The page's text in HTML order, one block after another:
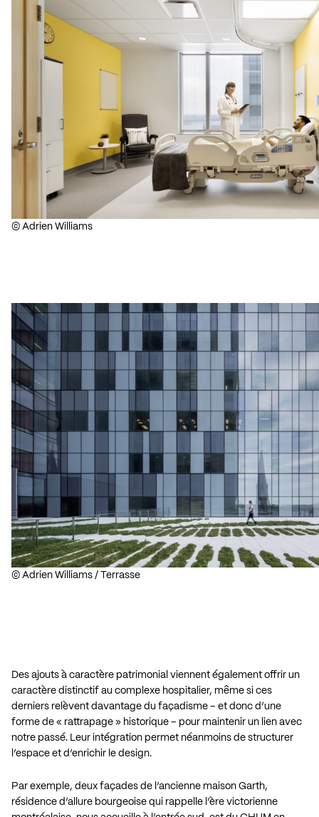
© Adrien Williams
© Adrien Williams / Terrasse
Des ajouts à caractère patrimonial viennent également offrir un
caractère distinctif au complexe hospitalier, même si ces
derniers relèvent davantage du façadisme – et donc d’une
forme de « rattrapage » historique – pour maintenir un lien avec
notre passé. Leur intégration permet néanmoins de structurer
l’espace et d’enrichir le design.
Par exemple, deux façades de l’ancienne maison Garth,
résidence d’allure bourgeoise qui rappelle l’ère victorienne